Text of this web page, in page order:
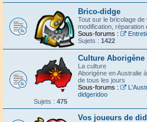
Brico-didge
Tout sur le bricolage de
modification, réparation
Sous-forums :
Sujets : 1422
Culture Aborigène
La culture
Aborigène en Australie
de tous les jours
Sous-forums :
didgeridoo
Sujets : 475
Vos joueurs de